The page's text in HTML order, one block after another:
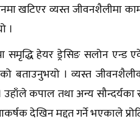
खटिएर व्यस्त जीवनशैलीमा
।
समृद्धि हेयर ड्रेसिङ सलोन
बताउनुभयो । व्यस्त
कपाल तथा अन्य सौन्दर्यका
देखिन मद्दत गर्ने भएकाले